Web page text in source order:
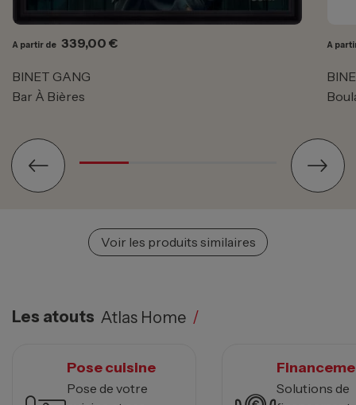
A partir de Prix
339,00 €
BINET GANG
Bar À Bières
A
Voir les produits similaires
Les atouts Atlas Home /
Pose cuisine
Pose de votre
Solutions de